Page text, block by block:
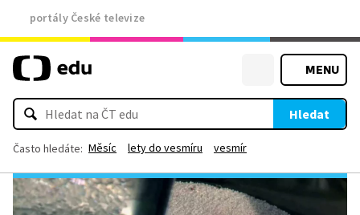
portály České televize
MENU
Hledat
Často hledáte: Měsíc lety do vesmíru vesmír